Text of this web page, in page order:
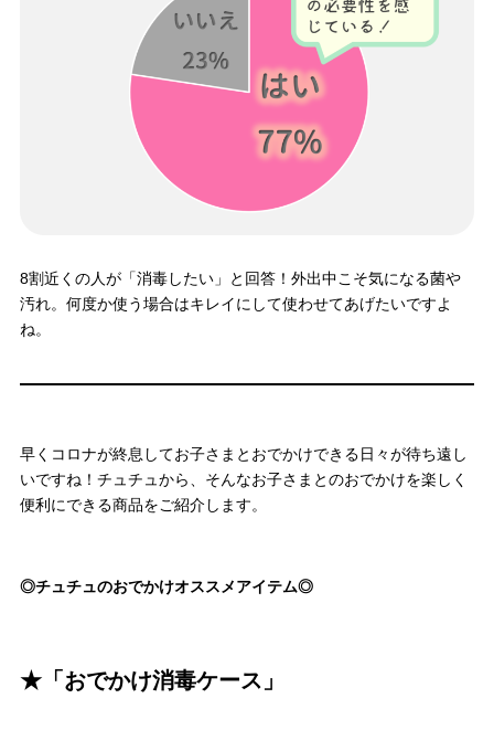
8割近くの人が「消毒したい」と回答！外出中こそ気になる菌や
汚れ。何度か使う場合はキレイにして使わせてあげたいですよ
ね。
早くコロナが終息してお子さまとおでかけできる日々が待ち遠し
いですね！チュチュから、そんなお子さまとのおでかけを楽しく
便利にできる商品をご紹介します。
◎チュチュのおでかけオススメアイテム◎
★「おでかけ消毒ケース」